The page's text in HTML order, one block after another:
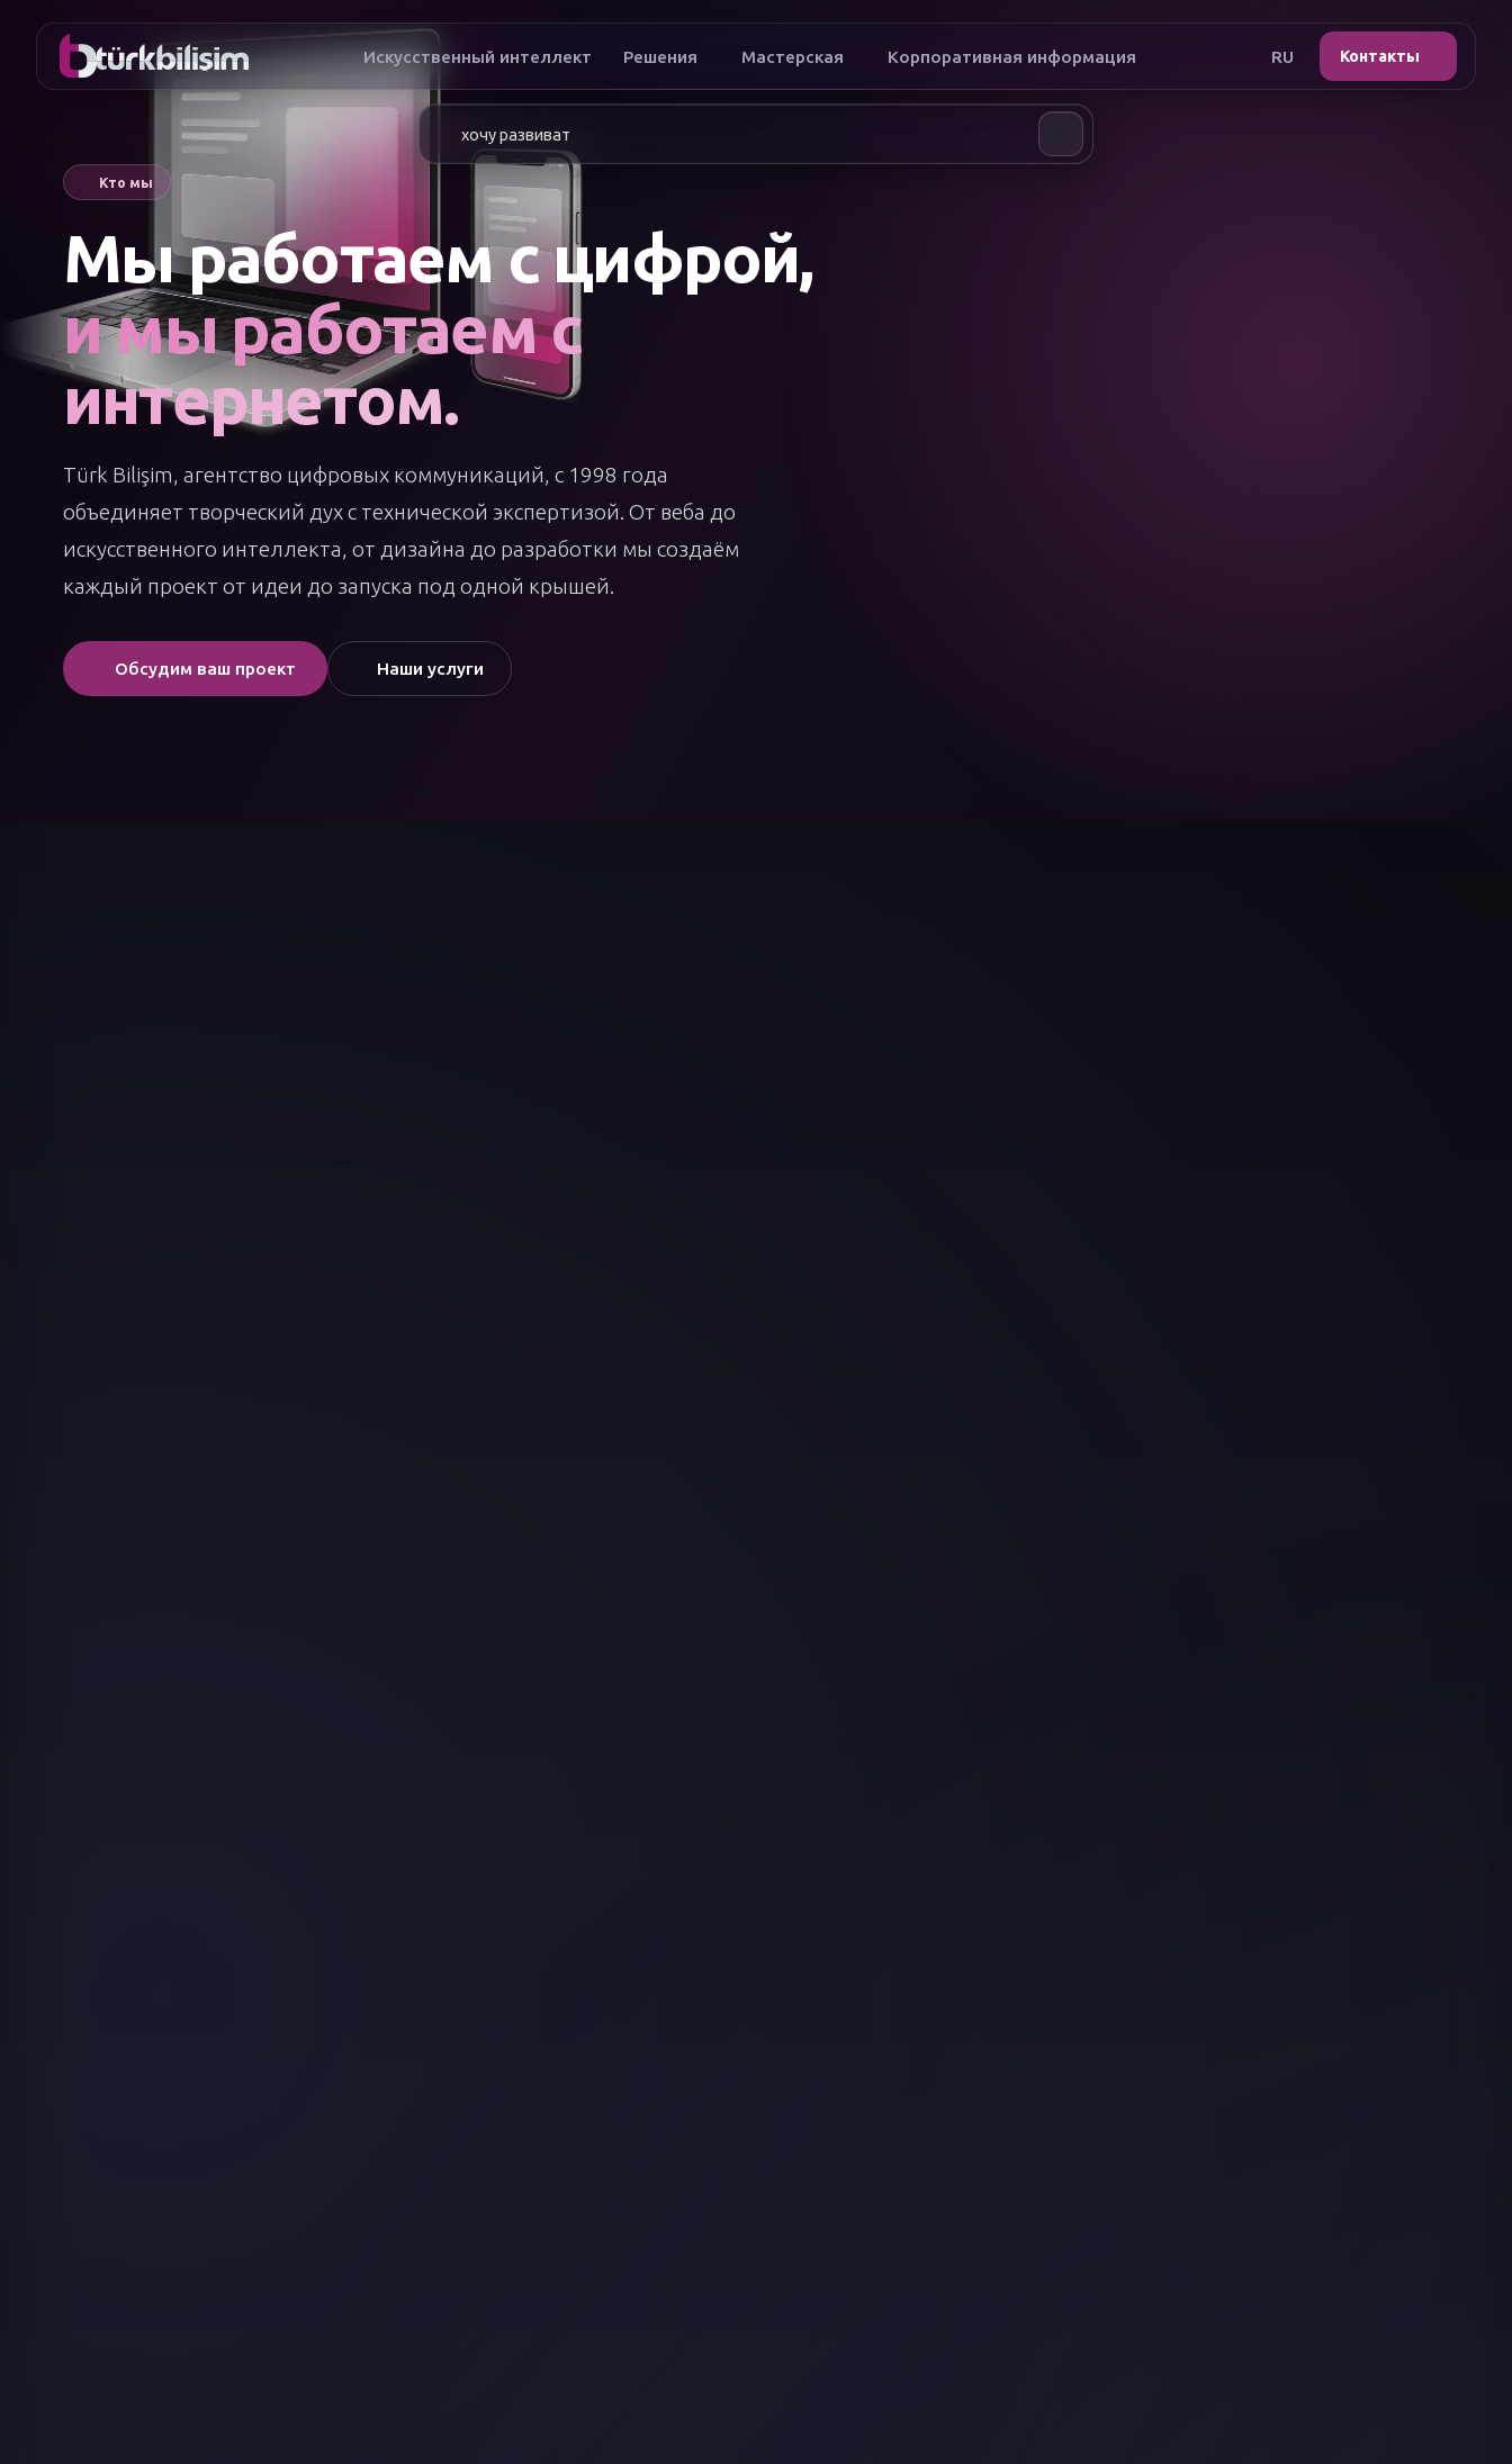
Искусственный интеллект Решения Мастерская Корпоративная информация RU Контакты
хочу развивать бренд
Кто мы
Мы работаем с цифрой,
и мы работаем с
интернетом.
Türk Bilişim, агентство цифровых коммуникаций, с 1998 года
объединяет творческий дух с технической экспертизой. От веба до
искусственного интеллекта, от дизайна до разработки мы создаём
каждый проект от идеи до запуска под одной крышей.
Обсудим ваш проект Наши услуги